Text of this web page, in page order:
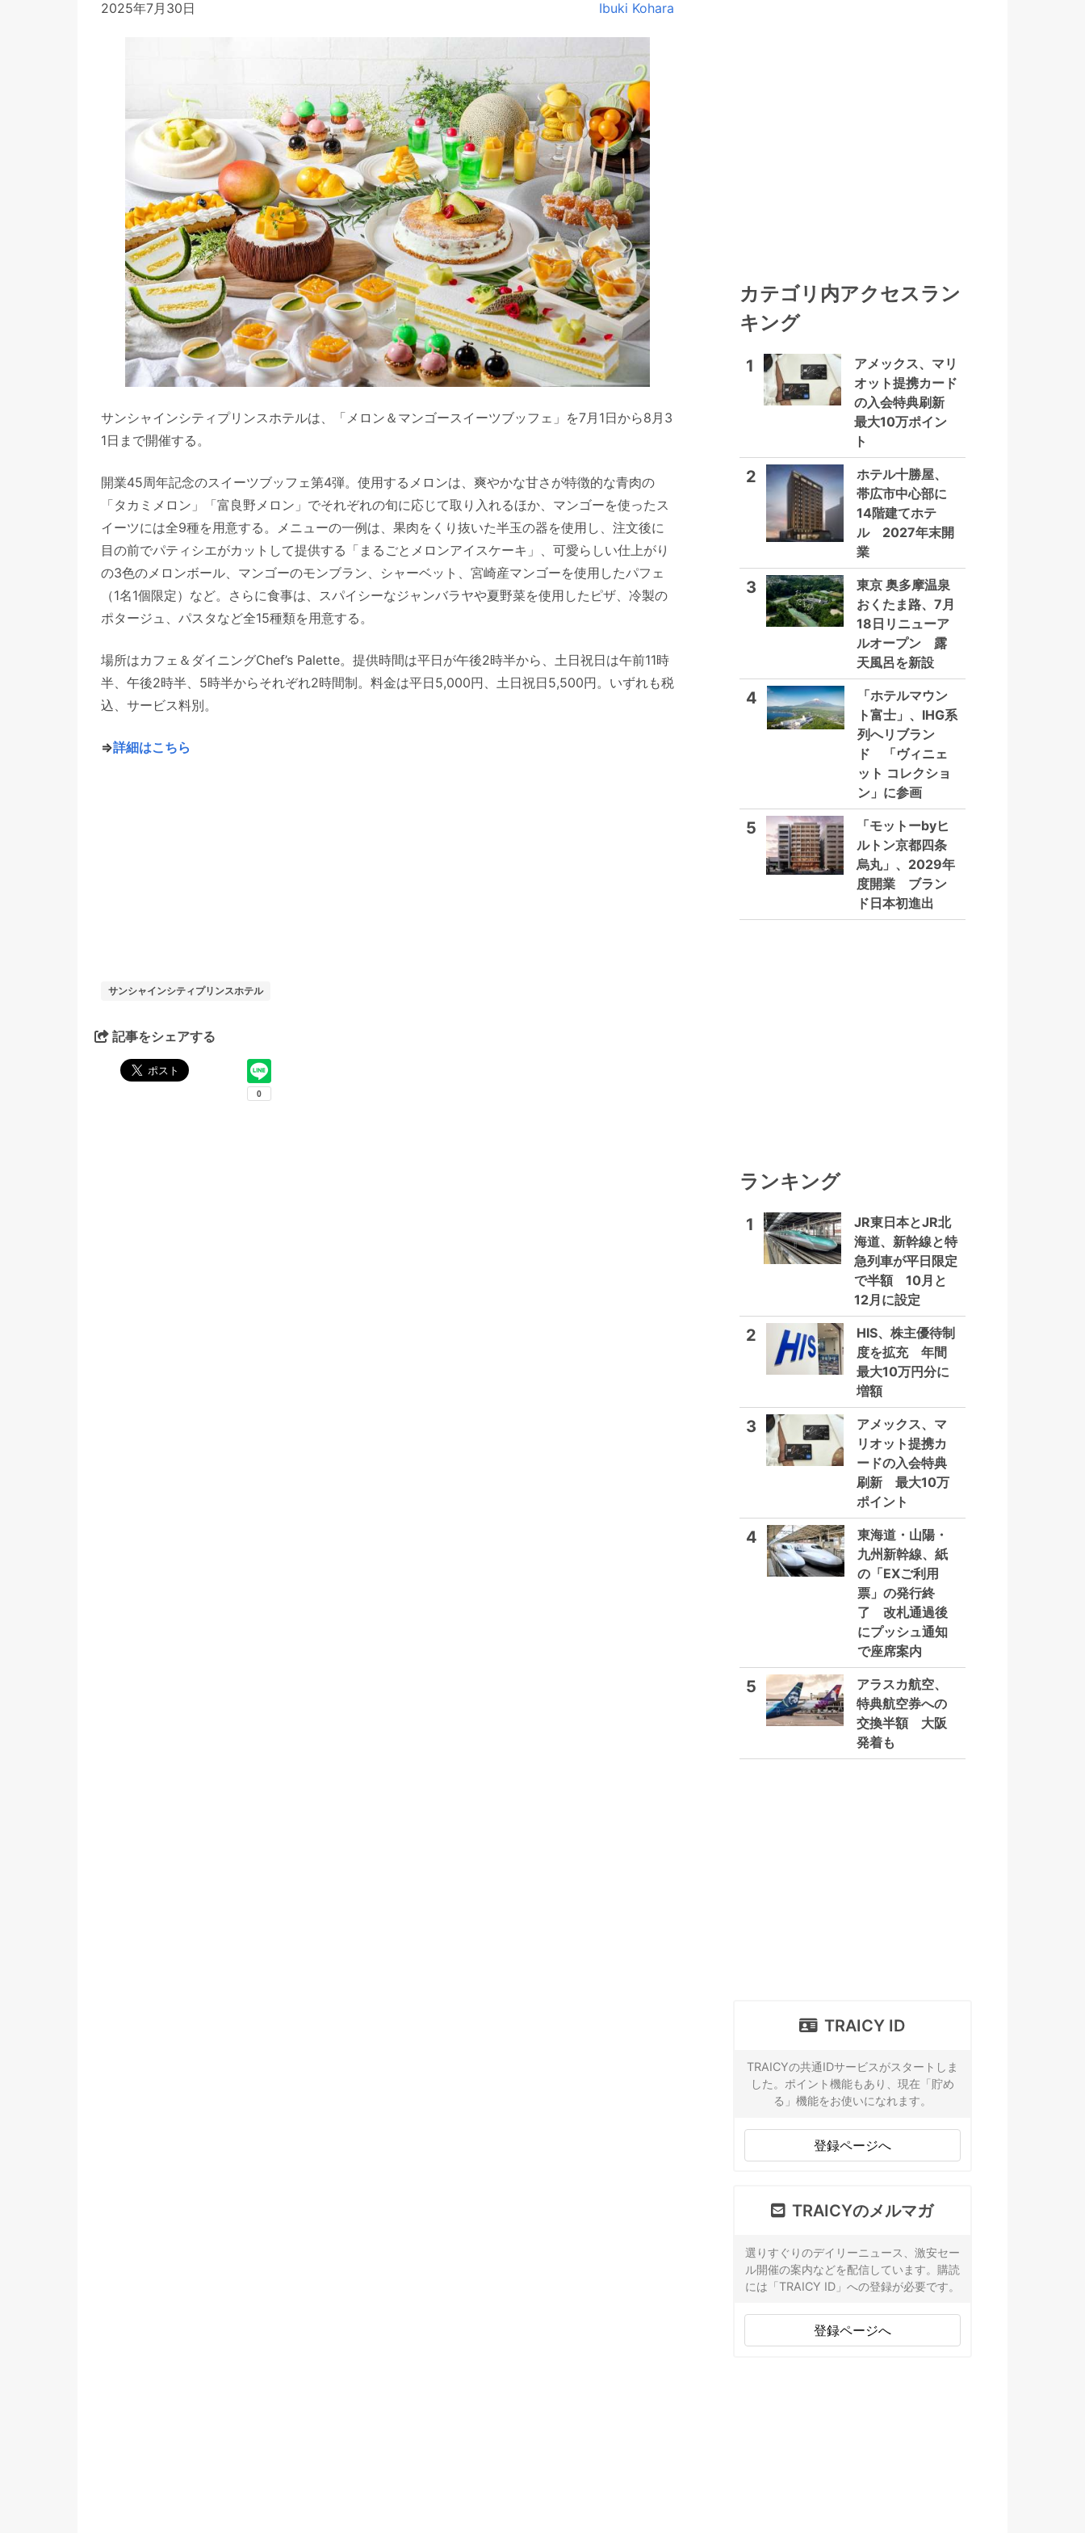
2025年7月30日 Ibuki Kohara
サンシャインシティプリンスホテルは、「メロン＆マンゴースイーツブッフェ」を7月1日から8月3
1日まで開催する。
開業45周年記念のスイーツブッフェ第4弾。使用するメロンは、爽やかな甘さが特徴的な青肉の
「タカミメロン」「富良野メロン」でそれぞれの旬に応じて取り入れるほか、マンゴーを使ったス
イーツには全9種を用意する。メニューの一例は、果肉をくり抜いた半玉の器を使用し、注文後に
目の前でパティシエがカットして提供する「まるごとメロンアイスケーキ」、可愛らしい仕上がり
の3色のメロンボール、マンゴーのモンブラン、シャーベット、宮崎産マンゴーを使用したパフェ
（1名1個限定）など。さらに食事は、スパイシーなジャンバラヤや夏野菜を使用したピザ、冷製の
ポタージュ、パスタなど全15種類を用意する。
場所はカフェ＆ダイニングChef’s Palette。提供時間は平日が午後2時半から、土日祝日は午前11時
半、午後2時半、5時半からそれぞれ2時間制。料金は平日5,000円、土日祝日5,500円。いずれも税
込、サービス料別。
⇒詳細はこちら
サンシャインシティプリンスホテル
記事をシェアする
カテゴリ内アクセスラン
キング
1
アメックス、マリ
オット提携カード
の入会特典刷新
最大10万ポイン
ト
2
ホテル十勝屋、
帯広市中心部に
14階建てホテ
ル 2027年末開
業
3
東京 奥多摩温泉
おくたま路、7月
18日リニューア
ルオープン 露
天風呂を新設
4
「ホテルマウン
ト富士」、IHG系
列へリブラン
ド 「ヴィニェ
ット コレクショ
ン」に参画
5
「モットーbyヒ
ルトン京都四条
烏丸」、2029年
度開業 ブラン
ド日本初進出
ランキング
1
JR東日本とJR北
海道、新幹線と特
急列車が平日限定
で半額 10月と
12月に設定
2
HIS、株主優待制
度を拡充 年間
最大10万円分に
増額
3
アメックス、マ
リオット提携カ
ードの入会特典
刷新 最大10万
ポイント
4
東海道・山陽・
九州新幹線、紙
の「EXご利用
票」の発行終
了 改札通過後
にプッシュ通知
で座席案内
5
アラスカ航空、
特典航空券への
交換半額 大阪
発着も
TRAICY ID
TRAICYの共通IDサービスがスタートしま
した。ポイント機能もあり、現在「貯め
る」機能をお使いになれます。
登録ページへ
TRAICYのメルマガ
選りすぐりのデイリーニュース、激安セー
ル開催の案内などを配信しています。購読
には「TRAICY ID」への登録が必要です。
登録ページへ